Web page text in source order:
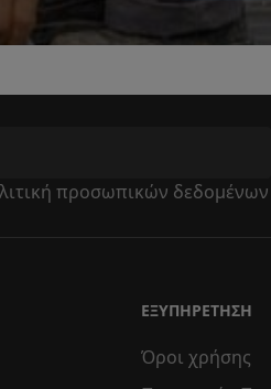
προσωπικών δεδομένων
ΕΞΥΠΗΡΈΤΗΣΗ
Όροι χρήσης